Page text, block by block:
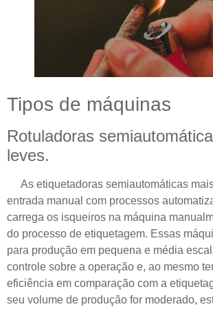
Tipos de máquinas
Rotuladoras
leves.
As etiquetadoras semiautomáticas
entrada manual com processos
carrega os isqueiros na máquina
do processo de etiquetagem. Essas
para produção em pequena e média
controle sobre a operação e, ao mesmo
eficiência em comparação com a
seu volume de produção for moderado,